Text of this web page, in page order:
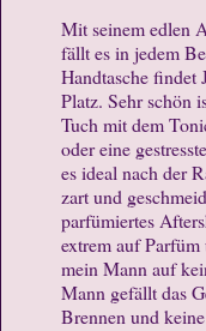
Mit seinem edlen
fällt es in jedem
Handtasche findet
Platz. Sehr schön
Tuch mit dem
oder eine
es ideal nach der
zart und
parfümiertes
extrem auf
mein Mann auf
Mann gefällt das
Brennen und